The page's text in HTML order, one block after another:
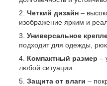
Четкий дизайн –
изображение ярким и
Универсальное
подходит для одежды,
Компактный размер –
любой ситуации.
Защита от влаги –